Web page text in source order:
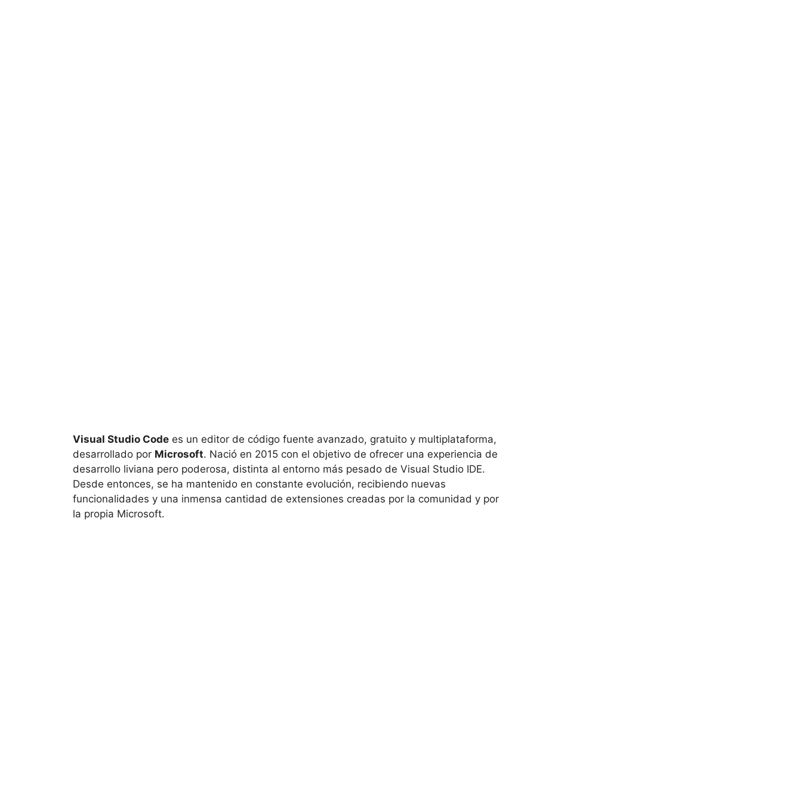
Visual Studio Code es un editor de código fuente avanzado, gratuito y multiplataforma,
desarrollado por Microsoft. Nació en 2015 con el objetivo de ofrecer una experiencia de
desarrollo liviana pero poderosa, distinta al entorno más pesado de Visual Studio IDE.
Desde entonces, se ha mantenido en constante evolución, recibiendo nuevas
funcionalidades y una inmensa cantidad de extensiones creadas por la comunidad y por
la propia Microsoft.